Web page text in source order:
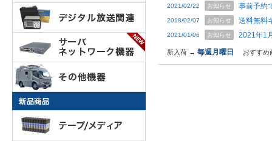
2021/02/22 お知らせ 事前予約
2018/02/07 お知らせ 送料無料
2021/01/06 お知らせ 2021年1
新入荷 → 毎週月曜日 おすす